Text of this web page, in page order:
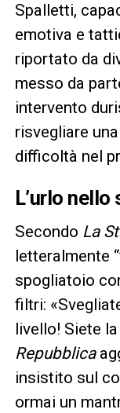
Spalletti,
emotiva e
riportato da
messo da
intervento
risvegliare
difficoltà nel
L’urlo
Secondo La
letteralmente
spogliatoio
filtri:
livello! Siete
Repubblica
insistito sul
ormai un